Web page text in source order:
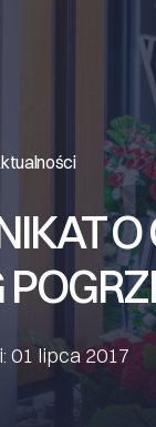
01 lipca 2017